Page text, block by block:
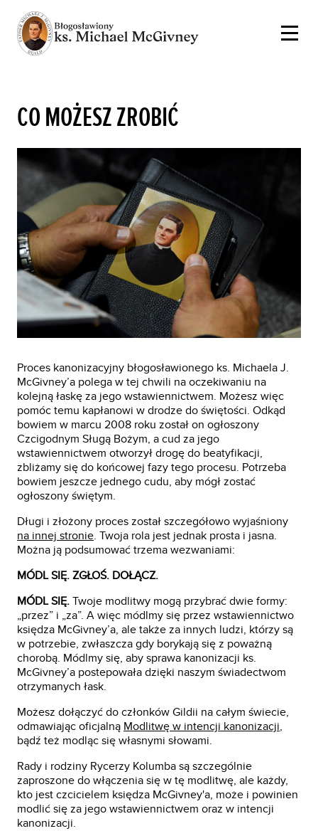
CO MOŻESZ ZROBIĆ
Proces kanonizacyjny błogosławionego ks. Michaela J.
McGivney’a polega w tej chwili na oczekiwaniu na
kolejną łaskę za jego wstawiennictwem. Możesz więc
pomóc temu kapłanowi w drodze do świętości. Odkąd
bowiem w marcu 2008 roku został on ogłoszony
Czcigodnym Sługą Bożym, a cud za jego
wstawiennictwem otworzył drogę do beatyfikacji,
zbliżamy się do końcowej fazy tego procesu. Potrzeba
bowiem jeszcze jednego cudu, aby mógł zostać
ogłoszony świętym.
Długi i złożony proces został szczegółowo wyjaśniony
na innej stronie. Twoja rola jest jednak prosta i jasna.
Można ją podsumować trzema wezwaniami:
MÓDL SIĘ. ZGŁOŚ. DOŁĄCZ.
MÓDL SIĘ.Twoje modlitwy mogą przybrać dwie formy:
„przez” i „za”. A więc módlmy się przez wstawiennictwo
księdza McGivney’a, ale także za innych ludzi, którzy są
w potrzebie, zwłaszcza gdy borykają się z poważną
chorobą. Módlmy się, aby sprawa kanonizacji ks.
McGivney’a postepowała dzięki naszym świadectwom
otrzymanych łask.
Możesz dołączyć do członków Gildii na całym świecie,
odmawiając oficjalną Modlitwę w intencji kanonizacji,
bądź też modląc się własnymi słowami.
Rady i rodziny Rycerzy Kolumba są szczególnie
zaproszone do włączenia się w tę modlitwę, ale każdy,
kto jest czcicielem księdza McGivney'a, może i powinien
modlić się za jego wstawiennictwem oraz w intencji
kanonizacji.